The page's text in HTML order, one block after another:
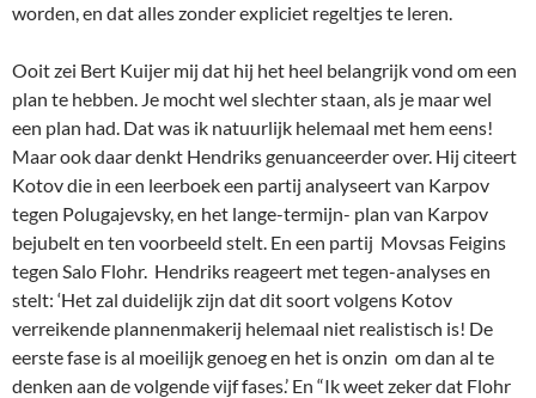
worden, en dat alles zonder expliciet regeltjes te leren.
Ooit zei Bert Kuijer mij dat hij het heel belangrijk vond om een
plan te hebben. Je mocht wel slechter staan, als je maar wel
een plan had. Dat was ik natuurlijk helemaal met hem eens!
Maar ook daar denkt Hendriks genuanceerder over. Hij citeert
Kotov die in een leerboek een partij analyseert van Karpov
tegen Polugajevsky, en het lange-termijn- plan van Karpov
bejubelt en ten voorbeeld stelt. En een partij Movsas Feigins
tegen Salo Flohr. Hendriks reageert met tegen-analyses en
stelt: ‘Het zal duidelijk zijn dat dit soort volgens Kotov
verreikende plannenmakerij helemaal niet realistisch is! De
eerste fase is al moeilijk genoeg en het is onzin om dan al te
denken aan de volgende vijf fases.’ En “Ik weet zeker dat Flohr